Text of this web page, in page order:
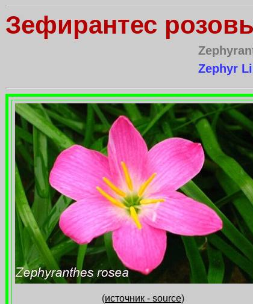
Зефирантес
Zephyr
(источник - source)